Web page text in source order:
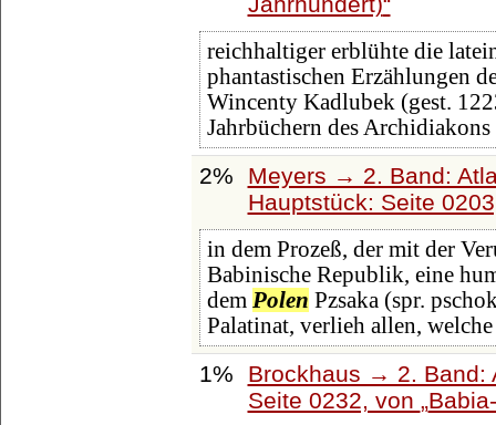
reichhaltiger erblühte die
phantastischen Erzählungen
Wincenty Kadlubek (gest.
Jahrbüchern des
2%
Meyers → 2. Band:
Hauptstück: Seite
in dem Prozeß, der mit der
Babinische Republik, eine
dem Polen Pzsaka (spr.
Palatinat, verlieh allen,
1%
Brockhaus → 2. Band:
Seite 0232, von